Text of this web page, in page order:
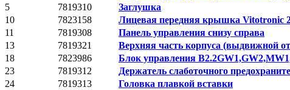
5
7819310 Заглушка
10
7823158 Лицевая передняя крышка Vitotronic
11
7819308 Панель управления снизу справа
13
7819321 Верхняя часть корпуса (выдвижной
18
7823986 Блок управления
23
7819312 Держатель слаботочного
24
7819313 Головка плавкой вставки